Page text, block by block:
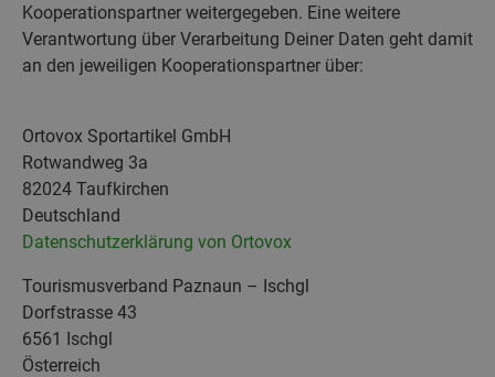
Kooperationspartner weitergegeben. Eine weitere
Verantwortung über Verarbeitung Deiner Daten geht damit
an den jeweiligen Kooperationspartner über:
Ortovox Sportartikel GmbH
Rotwandweg 3a
82024 Taufkirchen
Deutschland
Datenschutzerklärung von Ortovox
Tourismusverband Paznaun – Ischgl
Dorfstrasse 43
6561 Ischgl
Österreich